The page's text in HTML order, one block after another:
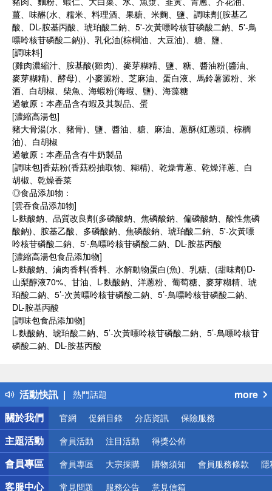
薑、味醂(水、糯米、料理酒、果糖、米麴、鹽、調味劑(胺基乙
酸、DL-胺基丙酸、琥珀酸二鈉、5'-次黃嘌呤核苷磷酸二鈉、5'-鳥
嘌呤核苷磷酸二鈉))、乳化油(棕櫚油、大豆油)、糖、鹽、
[調味料]
(雞肉濃縮汁、胺基酸(雞肉)、麥芽糊精、鹽、糖、醬油粉(醬油、
麥芽糊精)、酵母)、小麥澱粉、芝麻油、蛋白液、馬鈴薯澱粉、米
酒、白胡椒、柴魚、海蝦粉(海蝦、鹽)、海藻糖
過敏原：本產品含有蝦及其製品、蛋
[濃縮高湯包]
豬大骨湯(水、豬骨)、鹽、醬油、糖、麻油、蔥酥(紅蔥頭、棕櫚
油)、白胡椒
過敏原：本產品含有牛奶製品
[調味包]香菇粉(香菇粉抽取物、糊精)、乾燥青蔥、乾燥洋蔥、白
胡椒、乾燥香菜
◎食品添加物：
[雲吞食品添加物]
L-麩酸鈉、品質改良劑(多磷酸鈉、焦磷酸鈉、偏磷酸鈉、酸性焦磷
酸鈉)、胺基乙酸、多磷酸鈉、焦磷酸鈉、琥珀酸二鈉、5'-次黃嘌
呤核苷磷酸二鈉、5'-鳥嘌呤核苷磷酸二鈉、DL-胺基丙酸
[濃縮高湯包食品添加物]
L-麩酸鈉、滷肉香料(香料、水解動物蛋白(魚)、乳糖、(甜味劑)D-
山梨醇液70%、甘油、L-麩酸鈉、洋蔥粉、葡萄糖、麥芽糊精、琥
珀酸二鈉、5’-次黃嘌呤核苷磷酸二鈉、5’-鳥嘌呤核苷磷酸二鈉、
DL-胺基丙酸
[調味包食品添加物]
L-麩酸鈉、琥珀酸二鈉、5’-次黃嘌呤核苷磷酸二鈉、5’-鳥嘌呤核苷
磷酸二鈉、DL-胺基丙酸
活動快訊
得獎公告
熱門話題
銀行優惠
偏遠地區配送
詐騙網頁！請小心！
more
關於我們
官網 促銷目錄 分店資訊 保險服務
主題活動 會員活動 注目活動 得獎公佈
會員專區 會員專區 大宗採購 購物須知 會員服務條款 隱
客服中心 常見問題 服務公告 意見信箱